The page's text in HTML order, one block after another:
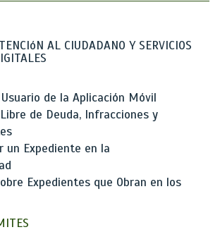
AL CIUDADANO Y SERVICIOS
de la Aplicación Móvil
de Deuda, Infracciones y
un Expediente en la
Expedientes que Obran en los